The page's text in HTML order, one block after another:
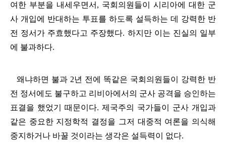
여한 부분을 내세우면서 , 국회의원들이 시리아에 대한 군
사 개입에 반대하는 투표를 하도록 설득하는 데 강력한 반
전 정서가 주효했다고 주장했다. 하지만 이는 진실의 일부
에 불과하다.
왜냐하면 불과 2년 전에 똑같은 국회의원들이 강력한 반
전 정서에도 불구하고 리비아에서의 군사 공격을 승인하는
표결을 했었기 때문이다. 제국주의 국가들이 군사 개입과
같은 중요한 지정학적 결정을 그저 대중적 여론을 의식해
중지하거나 바꿀 것이라는 생각은 설득력이 없다.